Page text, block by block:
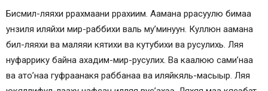
Бисмил-ляяхи ррахмаани ррахиим. Аамана ррасуулю бимаа
унзиля иляйхи мир-раббихи валь му’минуун. Куллюн аамана
бил-ляяхи ва маляяи кятихи ва кутубихи ва русулихь. Ляя
нуфаррику байна ахадим-мир-русулих. Ва каалюю сами’наа
ва ато’наа гуфраанакя раббанаа ва иляйкяль-масыыр. Ляя